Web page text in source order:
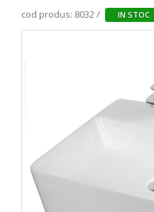
cod produs: 8032 / IN STOC